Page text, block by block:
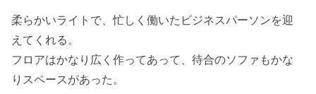
柔らかいライトで、忙しく働いたビジネスパーソンを迎
えてくれる。
フロアはかなり広く作ってあって、待合のソファもかな
りスペースがあった。